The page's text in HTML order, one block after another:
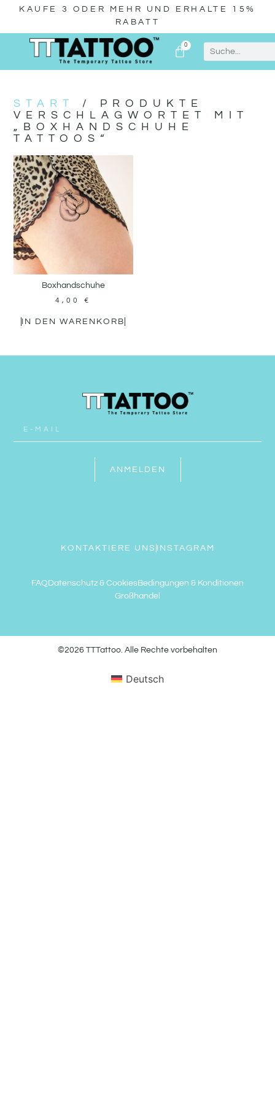
KAUFE 3 ODER MEHR UND ERHALTE 15%
RABATT
0
START
/ PRODUKTE
VERSCHLAGWORTET MIT
„BOXHANDSCHUHE
TATTOOS“
Boxhandschuhe
4,00€
IN DEN WARENKORB
ANMELDEN
KONTAKTIERE UNS INSTAGRAM
FAQ Datenschutz & CookiesBedingungen & Konditionen
Großhandel
©2026 TTTattoo. Alle Rechte vorbehalten
Deutsch